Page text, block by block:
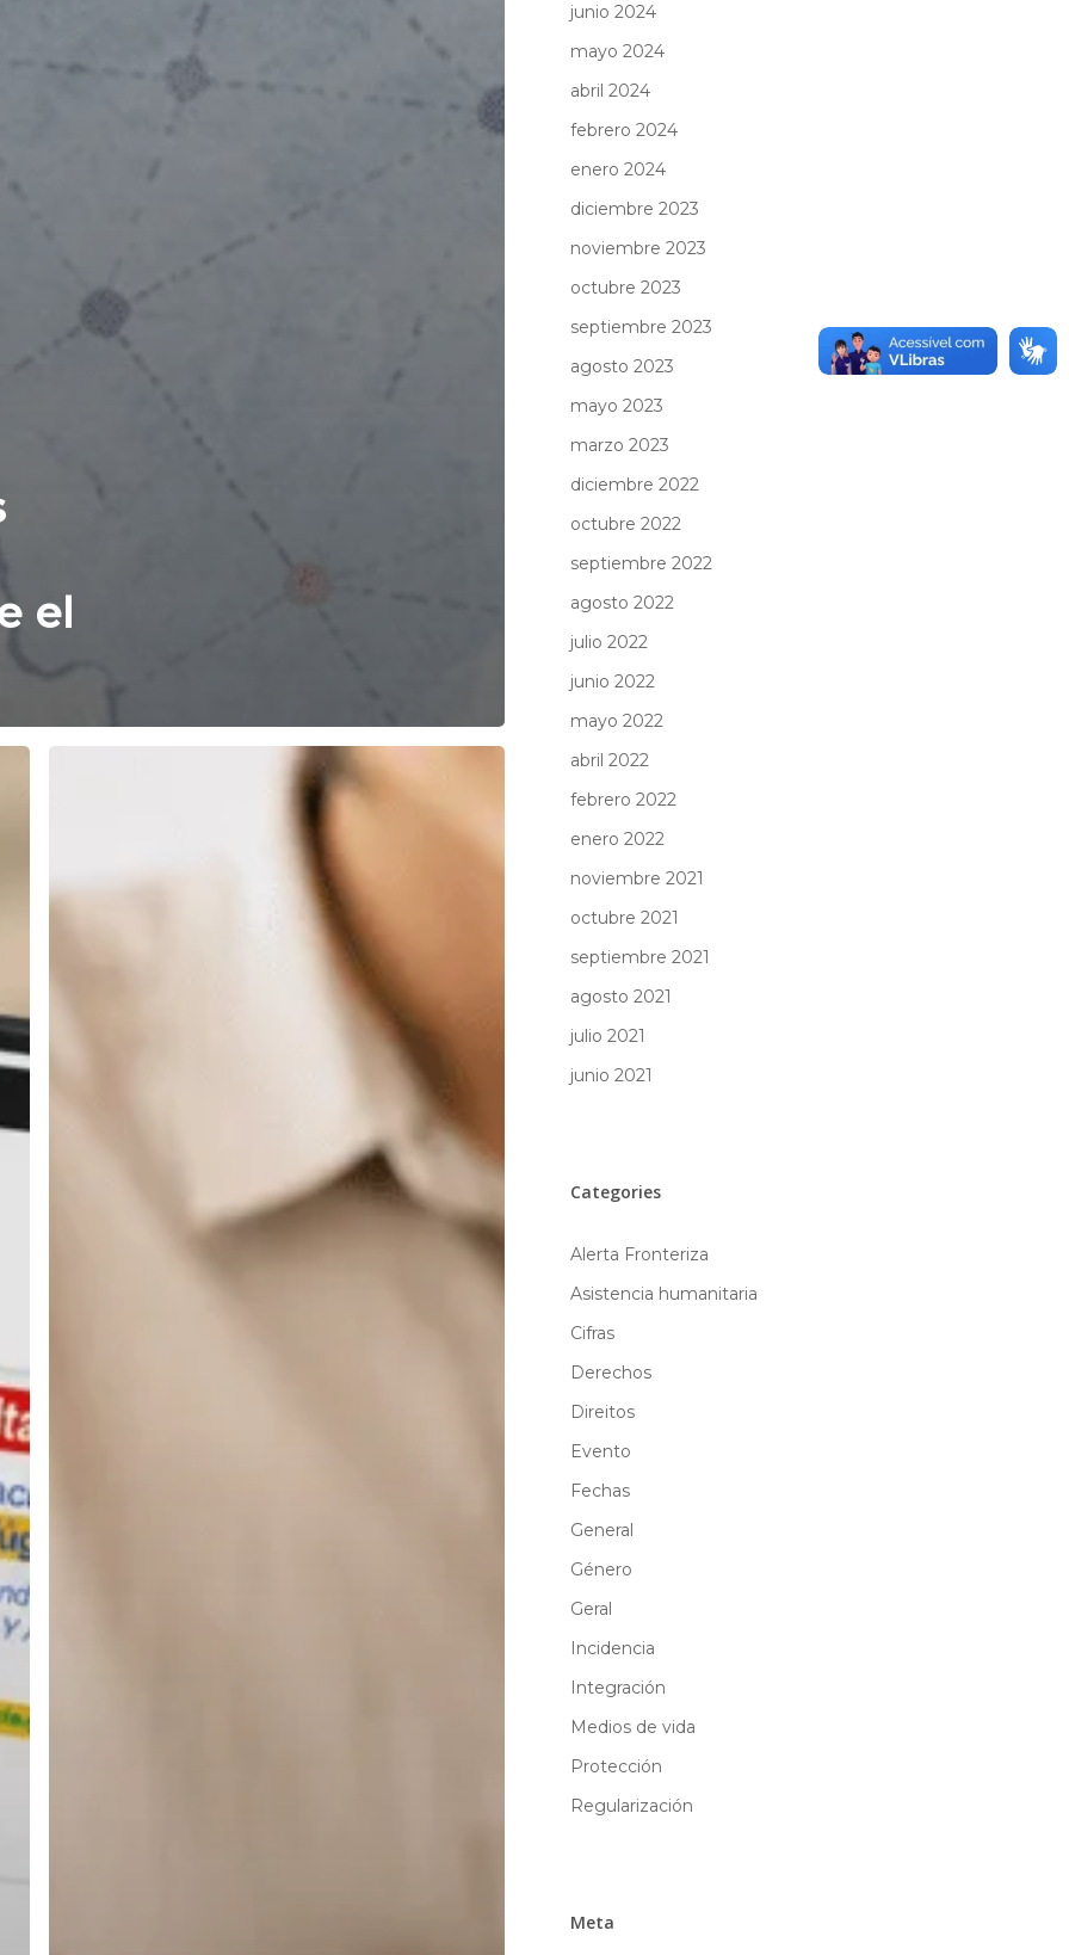
el
junio 2024
mayo 2024
abril 2024
febrero 2024
enero 2024
diciembre 2023
noviembre 2023
octubre 2023
septiembre 2023
agosto 2023
mayo 2023
marzo 2023
diciembre 2022
octubre 2022
septiembre 2022
agosto 2022
julio 2022
junio 2022
mayo 2022
abril 2022
febrero 2022
enero 2022
noviembre 2021
octubre 2021
septiembre 2021
agosto 2021
julio 2021
junio 2021
Categories
Alerta Fronteriza
Asistencia humanitaria
Cifras
Derechos
Direitos
Evento
Fechas
General
Género
Geral
Incidencia
Integración
Medios de vida
Protección
Regularización
Meta